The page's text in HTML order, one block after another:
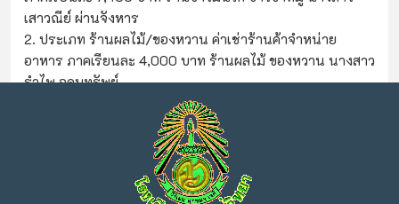
เสาวณีย์ ผ่านจังหาร
2. ประเภท ร้านผลไม้/ของหวาน ค่าเช่าร้านค้าจำหน่าย
อาหาร ภาคเรียนละ 4,000 บาท ร้านผลไม้ ของหวาน นางสาว
รำไพ อุดมทรัพย์
ดาวน์โหลดเอกสาร
กลุ่มบริหารกิจการนักเรียน
คู่มือนักเรียน ผู้ปกครองและครู ปีการศึกษา